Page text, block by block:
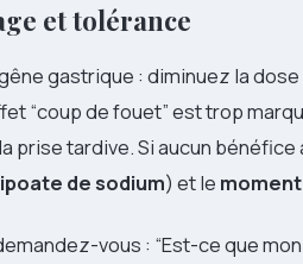
et tolérance
gastrique : diminuez la
“coup de fouet” est trop
prise tardive. Si aucun
de sodium) et le
vous : “Est-ce que